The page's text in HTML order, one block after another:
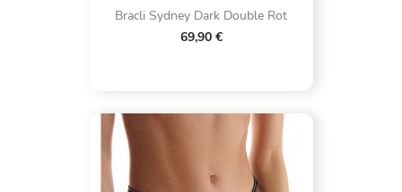
Bracli Sydney Dark Double Rot
69,90 €